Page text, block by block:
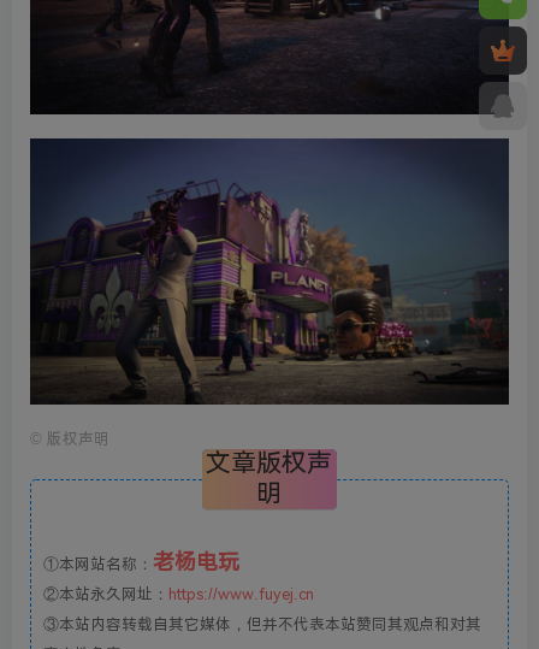
© 版权声明
文章版权声
明
①本网站名称： 老杨电玩
②本站永久网址： https://www.fuyej.cn
③本站内容转载自其它媒体，但并不代表本站赞同其观点和对其